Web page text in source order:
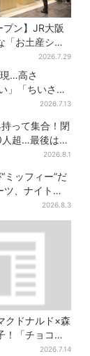
プン】JR大阪
「お土産ショ
ラ売りで地元
”にも
2026.7.29
…高さ
」「ちいさ…
2026.7.13
って集合！閉
人超…最後は
2026.8.1
ミッフィー”だ
、ナイトマ
2026.8.3
クドナルド×森
！「チョコボ
キャラメル」
2026.7.14